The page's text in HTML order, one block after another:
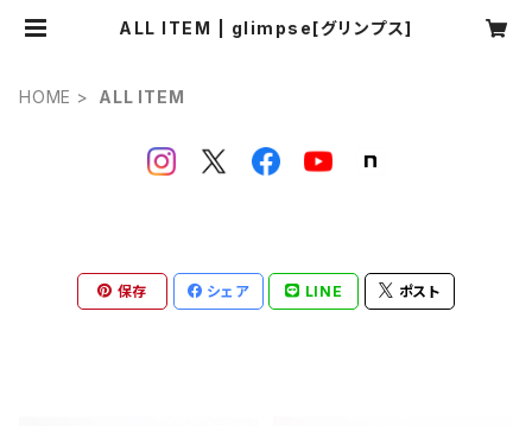
ALL ITEM | glimpse[グリンプス]
HOME ALL ITEM
保存 シェア LINE ポスト